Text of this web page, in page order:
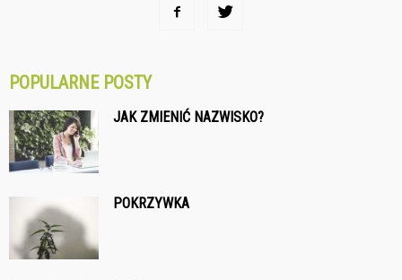
POPULARNE POSTY
JAK ZMIENIĆ NAZWISKO?
POKRZYWKA